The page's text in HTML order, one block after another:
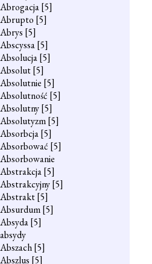
Abrogacja[5]
Abrupto [5]
Abrys [5]
Abscyssa[5]
Absolucja[5]
Absolut[5]
Absolutnie [5]
Absolutność [5]
Absolutny[5]
Absolutyzm[5]
Absorbcja[5]
Absorbować [5]
Absorbowanie
Abstrakcja[5]
Abstrakcyjny[5]
Abstrakt[5]
Absurdum[5]
Absyda[5]
absydy
Abszach[5]
Abszlus [5]